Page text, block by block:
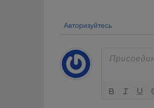
Авторизуйтесь